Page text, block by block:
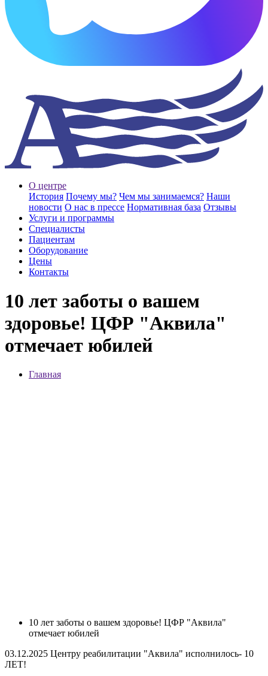
О центре
История Почему мы? Чем мы занимаемся? Наши
новости О нас в прессе Нормативная база Отзывы
Услуги и программы
Специалисты
Пациентам
Оборудование
Цены
Контакты
10 лет заботы о вашем
здоровье! ЦФР "Аквила"
отмечает юбилей
Главная
10 лет заботы о вашем здоровье! ЦФР "Аквила"
отмечает юбилей
03.12.2025 Центру реабилитации "Аквила" исполнилось- 10
ЛЕТ!